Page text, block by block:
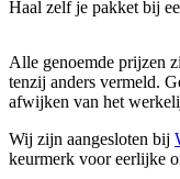
Haal zelf je pakket bij
Alle genoemde prijzen
tenzij anders vermeld.
afwijken van het
Wij zijn aangesloten bij
keurmerk voor eerlijke